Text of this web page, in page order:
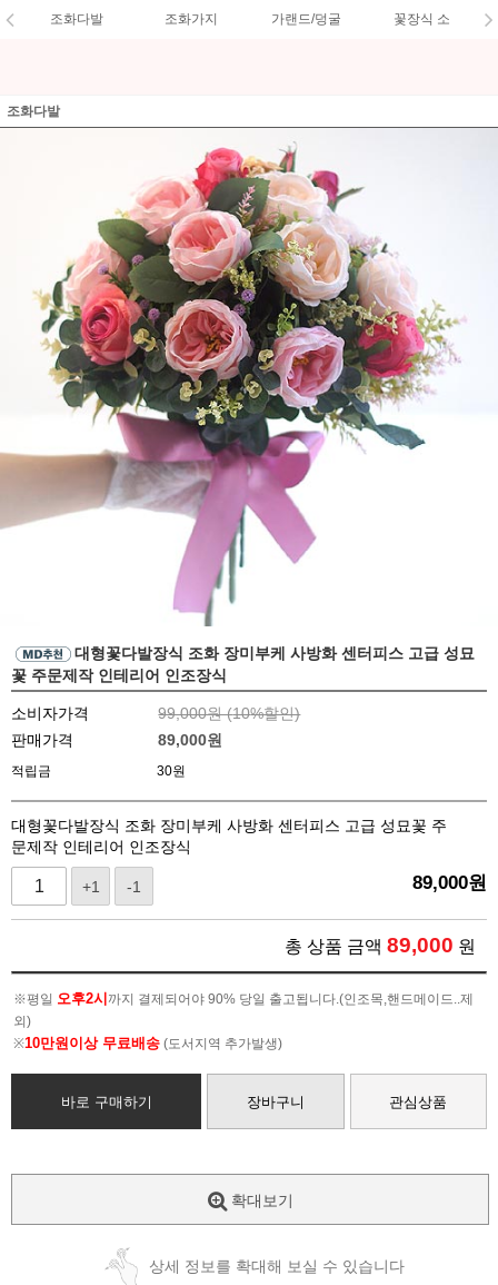
조화다발 조화가지 가랜드/덩굴 꽃장식 소
조화다발
대형꽃다발장식 조화 장미부케 사방화 센터피스 고급 성묘
꽃 주문제작 인테리어 인조장식
소비자가격 99,000원 (10%할인)
판매가격
89,000원
적립금 30원
대형꽃다발장식 조화 장미부케 사방화 센터피스 고급 성묘꽃 주
문제작 인테리어 인조장식
+1 -1 89,000원
총 상품 금액 89,000 원
※평일 오후2시 까지 결제되어야 90% 당일 출고됩니다.(인조목,핸드메이드..제
외)
※10만원이상 무료배송 (도서지역 추가발생)
바로 구매하기 장바구니 관심상품
확대보기
상세 정보를 확대해 보실 수 있습니다